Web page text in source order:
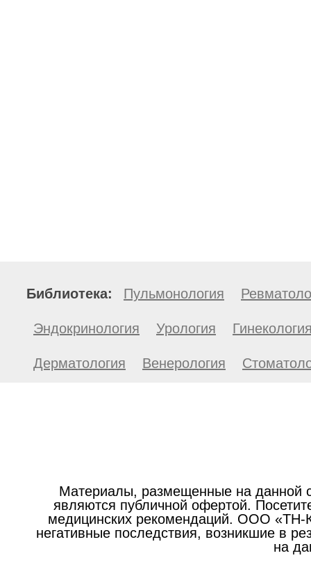
Библиотека: Пульмонология
Эндокринология Урология
Дерматология Венерология
Материалы, размещенные на данной
являются публичной офертой.
медицинских рекомендаций. ООО «ТН-
негативные последствия, возникшие в
на